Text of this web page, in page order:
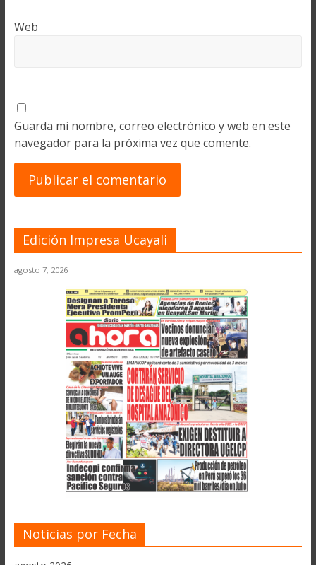
Web
Guarda mi nombre, correo electrónico y web en este
navegador para la próxima vez que comente.
Edición Impresa Ucayali
agosto 7, 2026
Noticias por Fecha